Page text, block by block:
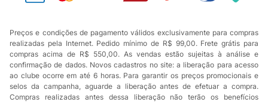
Preços e condições de pagamento válidos exclusivamente para compras
realizadas pela Internet. Pedido mínimo de R$ 99,00. Frete grátis para
compras acima de R$ 550,00. As vendas estão sujeitas à análise e
confirmação de dados. Novos cadastros no site: a liberação para acesso
ao clube ocorre em até 6 horas. Para garantir os preços promocionais e
selos da campanha, aguarde a liberação antes de efetuar a compra.
Compras realizadas antes dessa liberação não terão os benefícios